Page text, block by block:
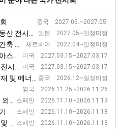
중국 2027.05.~2027.05.
일본 2027.05~일정미정
회 [BREX]
세르비아 2027.04~일정미정
미국 2027.03.15~2027.03.17
미국 2027.03.15~2027.03.17
중국 2026.12~일정미정
시회 [TIM EXPO]
영국 2026.11.25~2026.11.26
스페인 2026.11.10~2026.11.13
스페인 2026.11.10~2026.11.13
스페인 2026.11.10~2026.11.13